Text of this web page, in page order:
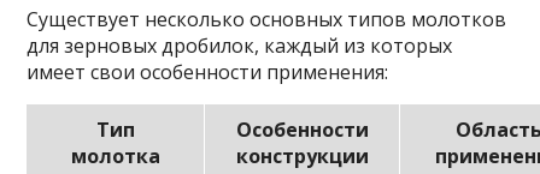
Существует несколько основных типов молотков
для зерновых дробилок, каждый из которых
имеет свои особенности применения:
Тип
молотка
Особенности
конструкции